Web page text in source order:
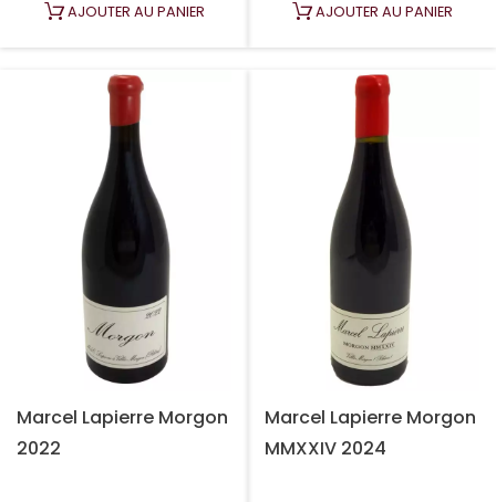
AJOUTER AU PANIER AJOUTER AU PANIER
Marcel Lapierre Morgon
2022
Marcel Lapierre Morgon
MMXXIV 2024